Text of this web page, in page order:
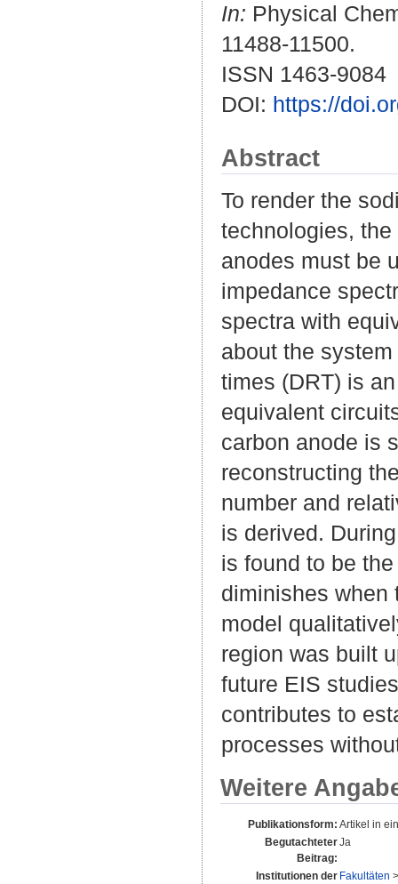
In: Physical
11488-11500.
ISSN 1463-9084
DOI: https://
Abstract
To render the
technologies,
anodes must be
impedance
spectra with
about the
times (DRT) is
equivalent
carbon anode is
reconstructing
number and
is derived.
is found to be
diminishes when
model
region was built
future EIS
contributes to
processes
Weitere
Publikationsform: Artikel in
Begutachteter
Beitrag:
Ja
Institutionen der Fakultäten